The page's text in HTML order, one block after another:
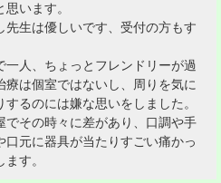
います。
生は優しいです、受付の方もす
人、ちょっとフレンドリーが過
療は個室ではないし、周りを気に
るのには嫌な思いをしました。
でその時々に差があり、口調や手
元に器具が当たりすごい痛かっ
す。